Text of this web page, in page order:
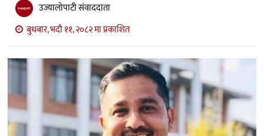
अन्तर्वार्ता
मनोरञ्जन
विज्ञान
प्रविधि
खेलकुद
अन्य
उज्यालोपाटी संवाददाता
बुधबार, भदौ ११, २०८२ मा प्रकाशित